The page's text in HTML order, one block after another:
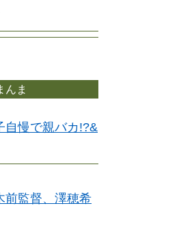
んま
自慢で親バカ!?&
前監督、澤穂希